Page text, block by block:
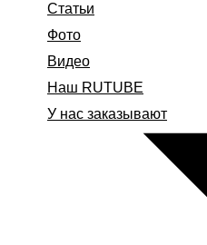
Статьи
Фото
Видео
Наш RUTUBE
У нас заказывают